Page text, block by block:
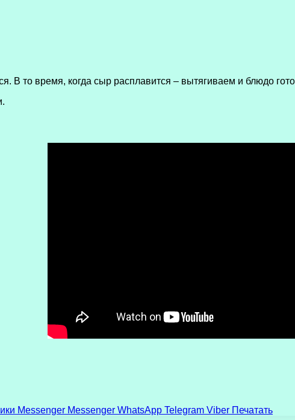
В то время, когда сыр расплавится – вытягиваем и блюдо
Messenger Messenger WhatsApp Telegram Viber Печатать